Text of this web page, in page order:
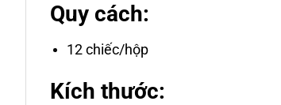
Quy cách:
12 chiếc/hộp
Kích thước: